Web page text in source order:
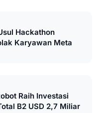
Hackathon
Karyawan Meta
Raih Investasi
B2 USD 2,7 Miliar